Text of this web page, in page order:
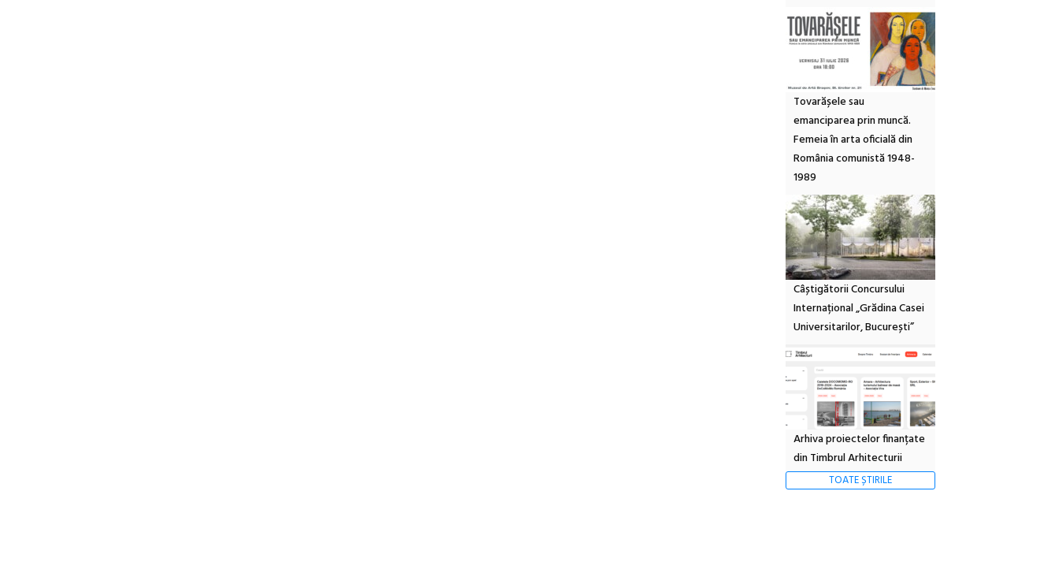
Tovarășele sau
emanciparea prin muncă.
Femeia în arta oficială din
România comunistă 1948-
1989
Câștigătorii Concursului
Internațional „Grădina Casei
Universitarilor, București”
Arhiva proiectelor finanțate
din Timbrul Arhitecturii
TOATE ȘTIRILE